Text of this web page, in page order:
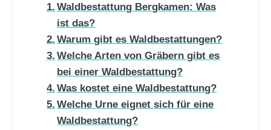
Waldbestattung Bergkamen: Was
ist das?
Warum gibt es Waldbestattungen?
Welche Arten von Gräbern gibt es
bei einer Waldbestattung?
Was kostet eine Waldbestattung?
Welche Urne eignet sich für eine
Waldbestattung?